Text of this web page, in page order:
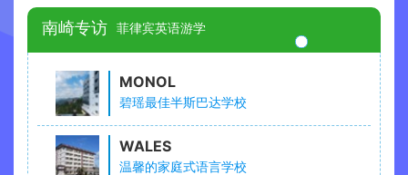
南崎专访 菲律宾英语游学
MONOL
碧瑶最佳半斯巴达学校
WALES
温馨的家庭式语言学校